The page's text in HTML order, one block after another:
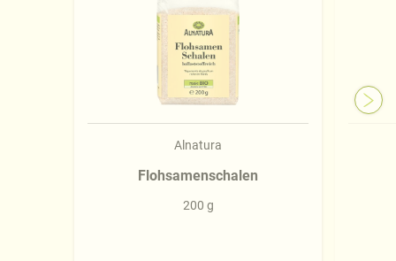
Alnatura
Flohsamenschalen
200 g